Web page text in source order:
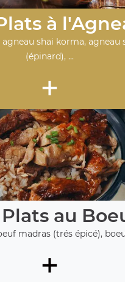
à
shai korma, agneau
(épinard), ...
+
au
madras (trés épicé),
+